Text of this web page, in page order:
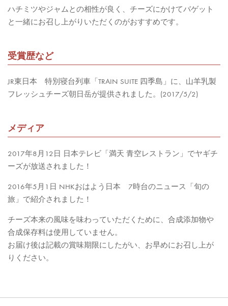
れ
る
ハチミツやジャムとの相性が良く、チーズにかけてバゲット
と一緒にお召し上がりいただくのがおすすめです。
受賞歴など
JR東日本 特別寝台列車「TRAIN SUITE 四季島」に、山羊乳製
フレッシュチーズ朝日岳が提供されました。(2017/5/2)
メディア
2017年8月12日 日本テレビ「満天 青空レストラン」でヤギチ
ーズが放送されました！
2016年5月1日 NHKおはよう日本 7時台のニュース「旬の
旅」で紹介されました！
チーズ本来の風味を味わっていただくために、合成添加物や
合成保存料は使用していません。
お届け後は記載の賞味期限にしたがい、お早めにお召し上が
りください。